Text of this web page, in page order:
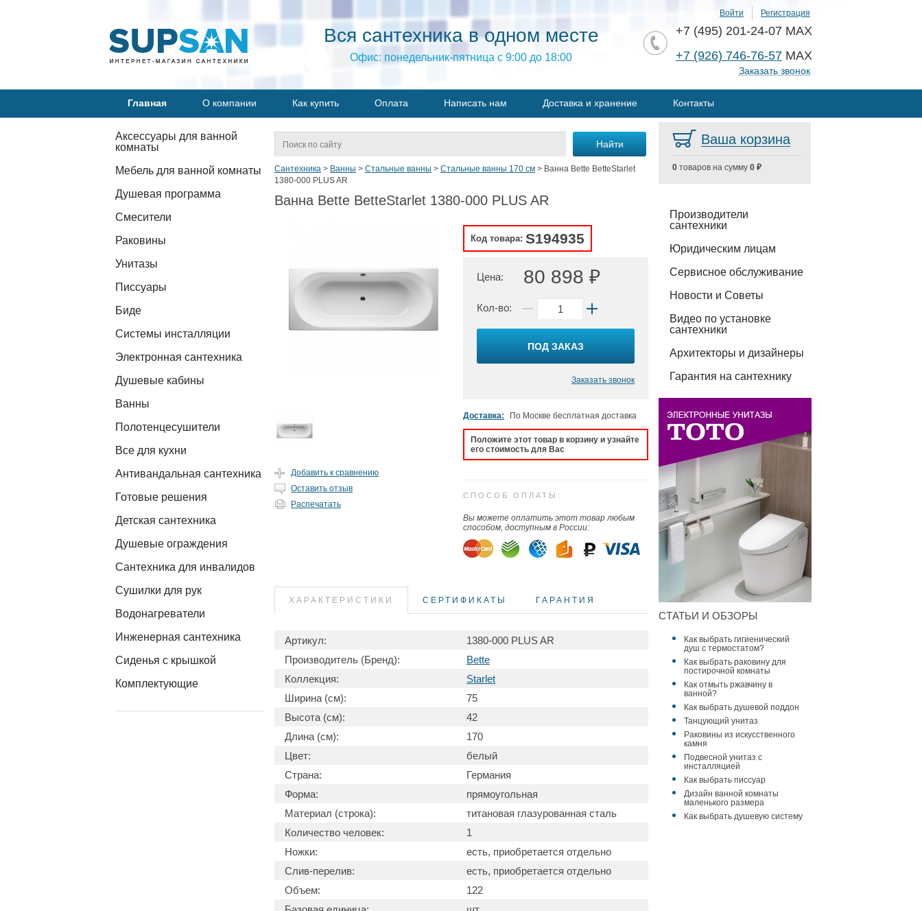
Вся сантехника в одном месте
Офис: понедельник-пятница с 9:00 до 18:00
Войти Регистрация
+7 (495) 201-24-07 MAX
+7 (926) 746-76-57 MAX
Заказать звонок
Главная О компании Как купить Оплата Написать нам Доставка и хранение Контакты
Аксессуары для ванной
комнаты
Мебель для ванной комнаты
Душевая программа
Смесители
Раковины
Унитазы
Писсуары
Биде
Системы инсталляции
Электронная сантехника
Душевые кабины
Ванны
Полотенцесушители
Все для кухни
Антивандальная сантехника
Готовые решения
Детская сантехника
Душевые ограждения
Сантехника для инвалидов
Сушилки для рук
Водонагреватели
Инженерная сантехника
Сиденья с крышкой
Комплектующие
Сантехника > Ванны > Стальные ванны > Стальные ванны 170 см > Ванна Bette BetteStarlet
1380-000 PLUS AR
Ванна Bette BetteStarlet 1380-000 PLUS AR
Добавить к сравнению
Оставить отзыв
Распечатать
Код товара: S194935
Цена: 80 898 ₽
Кол-во:
ПОД ЗАКАЗ
Заказать звонок
Доставка: По Москве бесплатная доставка
Положите этот товар в корзину и узнайте
его стоимость для Вас
СПОСОБ ОПЛАТЫ:
Вы можете оплатить этот товар любым
способом, доступным в России:
ХАРАКТЕРИСТИКИ СЕРТИФИКАТЫ ГАРАНТИЯ
Артикул:
1380-000 PLUS AR
Производитель (Бренд):
Bette
Коллекция:
Starlet
Ширина (см):
75
Высота (см):
42
Длина (см):
170
Цвет:
белый
Страна:
Германия
Форма:
прямоугольная
Материал (строка):
титановая глазурованная сталь
Количество человек:
1
Ножки:
есть, приобретается отдельно
Слив-перелив:
есть, приобретается отдельно
Объем:
122
Ваша корзина
0 товаров на сумму 0 ₽
Производители
сантехники
Юридическим лицам
Сервисное обслуживание
Новости и Советы
Видео по установке
сантехники
Архитекторы и дизайнеры
Гарантия на сантехнику
СТАТЬИ И ОБЗОРЫ
Как выбрать гигиенический
душ с термостатом?
Как выбрать раковину для
постирочной комнаты
Как отмыть ржавчину в
ванной?
Как выбрать душевой поддон
Танцующий унитаз
Раковины из искусственного
камня
Подвесной унитаз с
инсталляцией
Как выбрать писсуар
Дизайн ванной комнаты
маленького размера
Как выбрать душевую систему